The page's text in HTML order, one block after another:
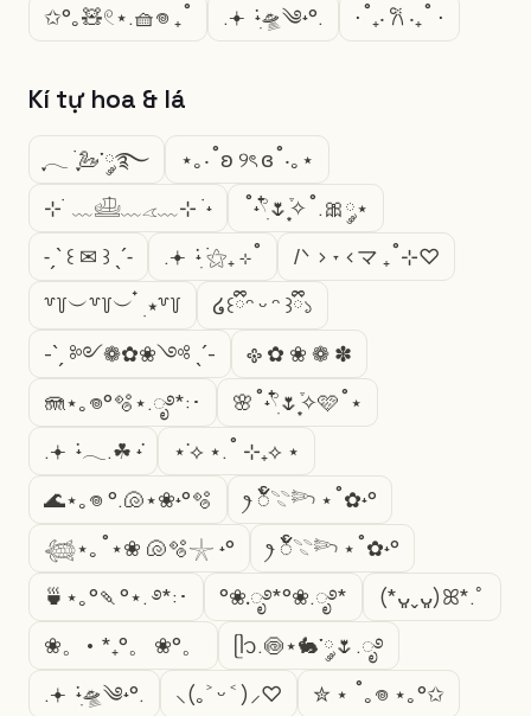
✩°｡🧸𓏲⋆.🧺𖦹 ₊˚
.𖥔 ݁ ˖ִ🛸༄˖°. ⋅˚₊‧ 𐙚 ‧₊˚ ⋅
Kí tự hoa & lá
ִֶָ𓂃 ࣪ ִֶָ🦢་༘࿐
⋆｡‧˚ʚ ୨ৎ ɞ˚‧｡⋆
⊹ ࣪ ﹏𓊝﹏𓂁﹏⊹ ࣪ ˖
˚˖𓍢ִ໋🌷͙֒✧˚.🎀༘⋆
˗ˏˋ ꒰ ✉︎ ꒱ ˎˊ˗
.𖥔 ݁ ˖ִ ࣪⚝₊ ⊹˚
/ᐠ > ˕ <マ ₊˚⊹♡
꒷꒦︶꒷꒦︶ ๋ ࣭ ⭑꒷꒦
໒꒰ྀིᵔ ᵕ ᵔ ꒱ྀི১
-ˋˏ ༻❁✿❀༺ ˎˊ-
𐫱 ✿ ❀ ❁ ✽
🪼⋆｡𖦹°🫧⋆.ೃ࿔*:･
🌸˚˖𓍢ִ໋🌷͙֒✧🩷˚⋆
.𖥔 ݁ ˖𓂃.☘︎ ݁˖
⋆˙⟡ ⋆.˚ ⊹₊⟡ ⋆
🌊⋆｡𖦹 °.🐚⋆❀˖°🫧
ꫂ ၴႅၴ𓇢𓆸 ⋆˚✿˖°
𓆉⋆｡˚⋆❀ 🐚🫧𓇼 ˖°
ꫂ ၴႅၴ𓇢𓆸 ⋆˚✿˖°
🍵⋆｡°🍡°⋆. ࿔*:･
°❀.ೃ࿔*°❀.ೃ࿔*
(*ᴗ͈ˬᴗ͈)ꕤ*.ﾟ
❀。• *₊°。 ❀°。
ᥫ᭡.🍥⋆🐇་༘🌷.ೃ࿔
.𖥔 ݁ ˖ִ🛸༄˖°.
⸜(｡˃ ᵕ ˂ )⸝♡
✮ ⋆ ˚｡𖦹 ⋆｡°✩